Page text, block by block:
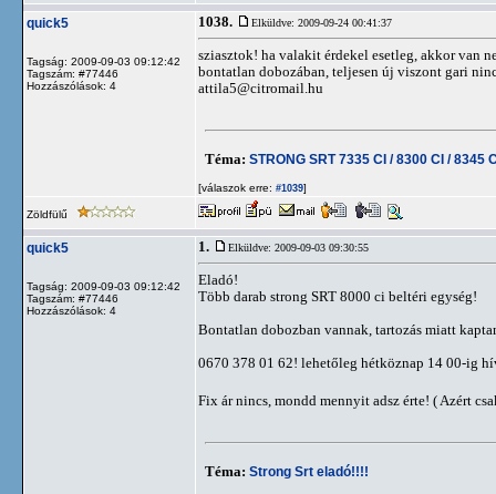
quick5
Tagság: 2009-09-03 09:12:42
Tagszám: #77446
Hozzászólások: 4
1038. Elküldve: 2009-09-24 00:41:37
sziasztok! ha valakit érdekel esetleg, akkor van
bontatlan dobozában, teljesen új viszont gari
attila5@citromail.hu
Téma: STRONG SRT 7335 CI / 8300 CI / 8345
[válaszok erre: #1039]
Zöldfülű
quick5
Tagság: 2009-09-03 09:12:42
Tagszám: #77446
Hozzászólások: 4
1. Elküldve: 2009-09-03 09:30:55
Eladó!
Több darab strong SRT 8000 ci beltéri egység!
Bontatlan dobozban vannak, tartozás miatt
0670 378 01 62! lehetőleg hétköznap 14 00-ig
Fix ár nincs, mondd mennyit adsz érte! ( Azért
Téma: Strong Srt eladó!!!!